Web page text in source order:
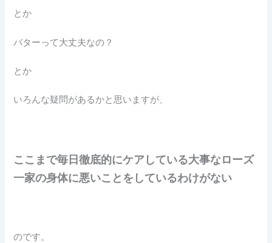
とか
バターって大丈夫なの？
とか
いろんな疑問があるかと思いますが、
ここまで毎日徹底的にケアしている大事なローズ
一家の身体に悪いことをしているわけがない
のです。